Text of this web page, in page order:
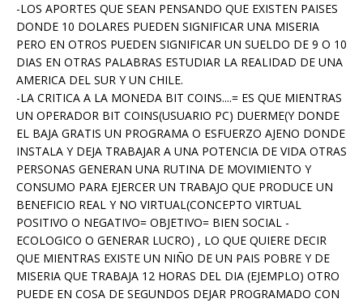
-LOS APORTES QUE SEAN PENSANDO QUE EXISTEN PAISES
DONDE 10 DOLARES PUEDEN SIGNIFICAR UNA MISERIA
PERO EN OTROS PUEDEN SIGNIFICAR UN SUELDO DE 9 O 10
DIAS EN OTRAS PALABRAS ESTUDIAR LA REALIDAD DE UNA
AMERICA DEL SUR Y UN CHILE.
-LA CRITICA A LA MONEDA BIT COINS....= ES QUE MIENTRAS
UN OPERADOR BIT COINS(USUARIO PC) DUERME(Y DONDE
EL BAJA GRATIS UN PROGRAMA O ESFUERZO AJENO DONDE
INSTALA Y DEJA TRABAJAR A UNA POTENCIA DE VIDA OTRAS
PERSONAS GENERAN UNA RUTINA DE MOVIMIENTO Y
CONSUMO PARA EJERCER UN TRABAJO QUE PRODUCE UN
BENEFICIO REAL Y NO VIRTUAL(CONCEPTO VIRTUAL
POSITIVO O NEGATIVO= OBJETIVO= BIEN SOCIAL -
ECOLOGICO O GENERAR LUCRO) , LO QUE QUIERE DECIR
QUE MIENTRAS EXISTE UN NIÑO DE UN PAIS POBRE Y DE
MISERIA QUE TRABAJA 12 HORAS DEL DIA (EJEMPLO) OTRO
PUEDE EN COSA DE SEGUNDOS DEJAR PROGRAMADO CON